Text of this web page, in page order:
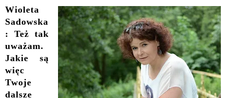
Wioleta
Sadowska
: Też tak
uważam.
Jakie są
więc
Twoje
dalsze